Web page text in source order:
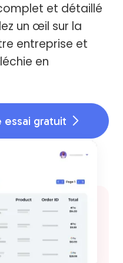
et détaillé
un œil sur la
entreprise et
en
gratuit 